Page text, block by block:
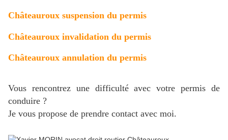
Châteauroux suspension du permis
Châteauroux invalidation du permis
Châteauroux annulation du permis
Vous rencontrez une difficulté avec votre permis de
conduire ?
Je vous propose de prendre contact avec moi.